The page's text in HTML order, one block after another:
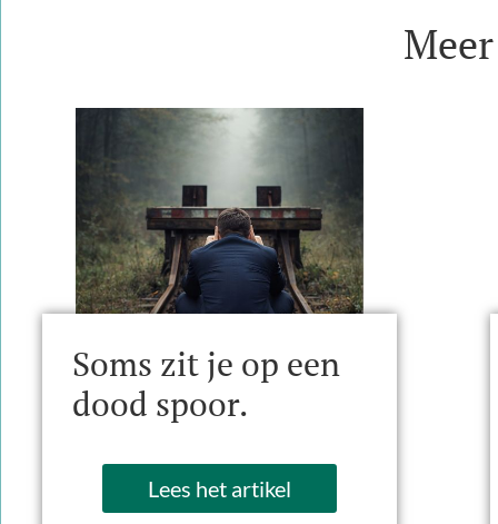
Soms zit je op een
dood spoor.
Lees het artikel